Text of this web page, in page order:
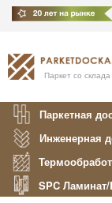
Паркет со склада
Паркетная
Инженерная
SPC